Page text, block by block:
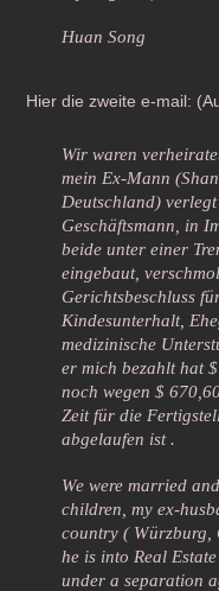
Huan Song
Hier die zweite e-mail:
Wir waren
mein Ex-Mann
Deutschland)
Geschäftsmann, in
beide unter einer
eingebaut,
Gerichtsbeschluss
Kindesunterhalt,
medizinische
er mich bezahlt hat
noch wegen $
Zeit für die
abgelaufen ist .
We were married
children, my ex-
country ( Würzburg,
he is into Real
under a separation